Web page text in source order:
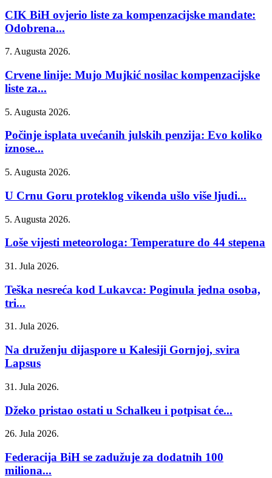
CIK BiH ovjerio liste za kompenzacijske mandate:
Odobrena...
7. Augusta 2026.
Crvene linije: Mujo Mujkić nosilac kompenzacijske
liste za...
5. Augusta 2026.
Počinje isplata uvećanih julskih penzija: Evo koliko
iznose...
5. Augusta 2026.
U Crnu Goru proteklog vikenda ušlo više ljudi...
5. Augusta 2026.
Loše vijesti meteorologa: Temperature do 44 stepena
31. Jula 2026.
Teška nesreća kod Lukavca: Poginula jedna osoba,
tri...
31. Jula 2026.
Na druženju dijaspore u Kalesiji Gornjoj, svira
Lapsus
31. Jula 2026.
Džeko pristao ostati u Schalkeu i potpisat će...
26. Jula 2026.
Federacija BiH se zadužuje za dodatnih 100
miliona...